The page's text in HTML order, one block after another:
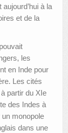
à la
et de la
les
en Inde pour
Les cités
partir du XIe
des Indes à
un monopole
dans une